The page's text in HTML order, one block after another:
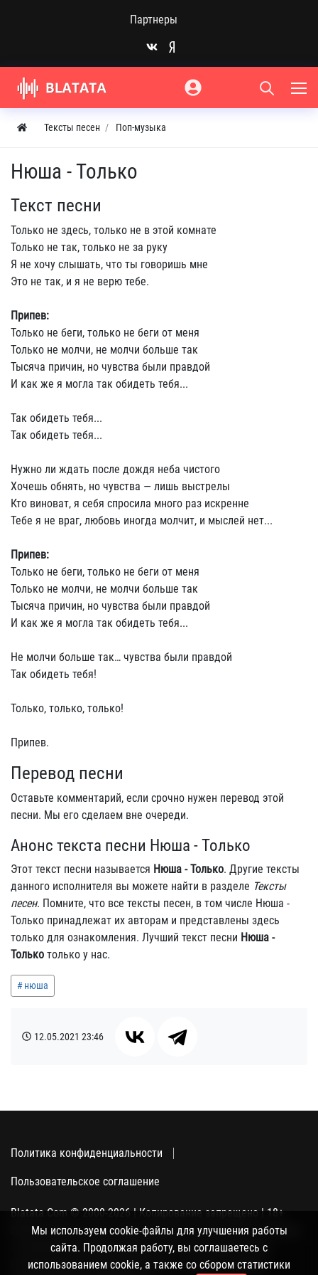
Партнеры
Тексты песен Поп-музыка
Нюша - Только
Текст песни
Только не здесь, только не в этой комнате
Только не так, только не за руку
Я не хочу слышать, что ты говоришь мне
Это не так, и я не верю тебе.
Припев:
Только не беги, только не беги от меня
Только не молчи, не молчи больше так
Тысяча причин, но чувства были правдой
И как же я могла так обидеть тебя...
Так обидеть тебя...
Так обидеть тебя...
Нужно ли ждать после дождя неба чистого
Хочешь обнять, но чувства — лишь выстрелы
Кто виноват, я себя спросила много раз искренне
Тебе я не враг, любовь иногда молчит, и мыслей нет...
Припев:
Только не беги, только не беги от меня
Только не молчи, не молчи больше так
Тысяча причин, но чувства были правдой
И как же я могла так обидеть тебя...
Не молчи больше так… чувства были правдой
Так обидеть тебя!
Только, только, только!
Припев.
Перевод песни
Оставьте комментарий, если срочно нужен перевод этой
песни. Мы его сделаем вне очереди.
Анонс текста песни Нюша - Только
Этот текст песни называется Нюша - Только. Другие тексты
данного исполнителя вы можете найти в разделе Тексты
песен. Помните, что все тексты песен, в том числе Нюша -
Только принадлежат их авторам и представлены здесь
только для ознакомления. Лучший текст песни Нюша -
Только только у нас.
нюша
12.05.2021 23:46
Политика конфиденциальности
Пользовательское соглашение
Blatata.Com © 2000-2026 | Копирование запрещено | 18+
Использование сайта подразумевает ваше полное согласие
с политикой конфиденциальности, пользовательским
соглашением и поддержкой куки, а также со сбором
Мы используем cookie-файлы для улучшения работы
сайта. Продолжая работу, вы соглашаетесь с
использованием cookie, а также со сбором статистики